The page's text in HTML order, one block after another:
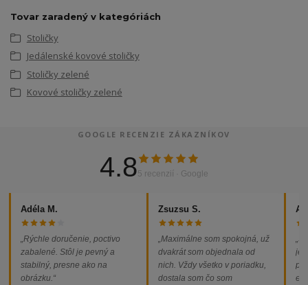
Tovar zaradený v kategóriách
Stoličky
Jedálenské kovové stoličky
Stoličky zelené
Kovové stoličky zelené
GOOGLE RECENZIE ZÁKAZNÍKOV
4.85 recenzií · Google
Adéla M.
„Rýchle doručenie, poctivo
zabalené. Stôl je pevný a
stabilný, presne ako na
obrázku.“
Zsuzsu S.
„Maximálne som spokojná, už
dvakrát som objednala od
nich. Vždy všetko v poriadku,
dostala som čo som